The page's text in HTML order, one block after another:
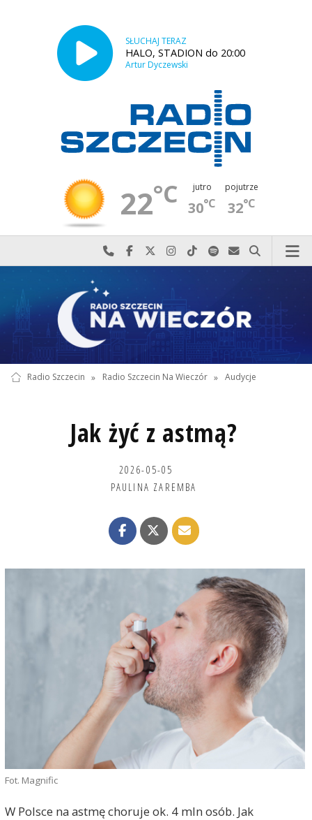
SŁUCHAJ TERAZ
HALO, STADION do 20:00
Artur Dyczewski
22°C jutro
30°C
pojutrze
32°C
Najlepiej po prostu do nas zadzwoń
Odwiedź nas na Facebook-u
Odwiedź nas na X
Odwiedź nas na Instagram-ie
Odwiedź nas na TikTok-u
Szukaj nas na Spotify
Wyślij do nas
Szukaj
Radio Szczecin » Radio Szczecin Na Wieczór » Audycje
Jak żyć z astmą?
2026-05-05
PAULINA ZAREMBA
Fot. Magnific
W Polsce na astmę choruje ok. 4 mln osób. Jak